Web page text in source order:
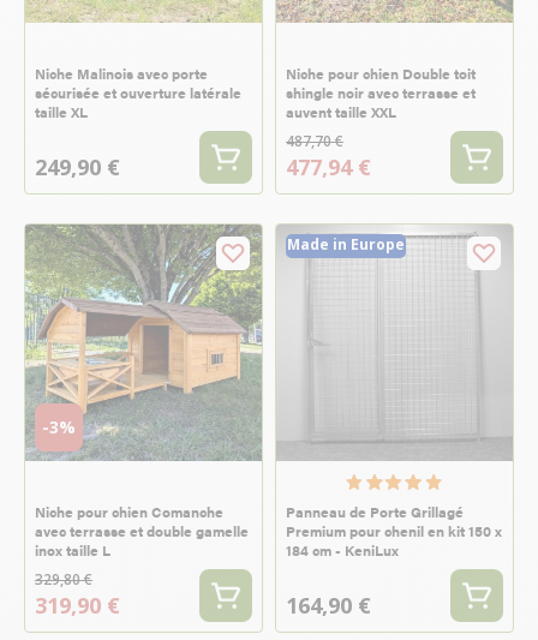
Niche Malinois avec porte
sécurisée et ouverture latérale
taille XL
249,90 €
Niche pour chien Double toit
shingle noir avec terrasse et
auvent taille XXL
487,70 €
477,94 €
-3%
Niche pour chien Comanche
avec terrasse et double gamelle
inox taille L
329,80 €
319,90 €
Made in Europe
Panneau de Porte Grillagé
Premium pour chenil en kit 150 x
184 cm - KeniLux
164,90 €